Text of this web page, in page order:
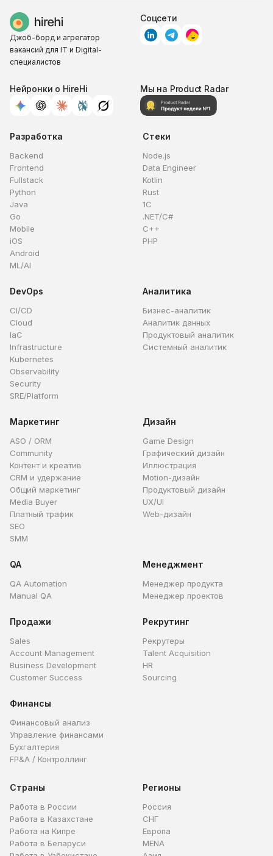
Джоб-борд и агрегатор
вакансий для IT и Digital-
специалистов
Соцсети
Нейронки о HireHi Мы на Product Radar
Разработка
Backend
Frontend
Fullstack
Python
Java
Go
Mobile
iOS
Android
ML/AI
Стеки
Node.js
Data Engineer
Kotlin
Rust
1C
.NET/C#
C++
PHP
DevOps
CI/CD
Cloud
IaC
Infrastructure
Kubernetes
Observability
Security
SRE/Platform
Аналитика
Бизнес-аналитик
Аналитик данных
Продуктовый аналитик
Системный аналитик
Маркетинг
ASO / ORM
Community
Контент и креатив
CRM и удержание
Общий маркетинг
Media Buyer
Платный трафик
SEO
SMM
Дизайн
Game Design
Графический дизайн
Иллюстрация
Motion-дизайн
Продуктовый дизайн
UX/UI
Web-дизайн
QA
QA Automation
Manual QA
Менеджмент
Менеджер продукта
Менеджер проектов
Продажи
Sales
Account Management
Business Development
Customer Success
Рекрутинг
Рекрутеры
Talent Acquisition
HR
Sourcing
Финансы
Финансовый анализ
Управление финансами
Бухгалтерия
FP&A / Контроллинг
Страны
Работа в России
Работа в Казахстане
Работа на Кипре
Работа в Беларуси
Регионы
Россия
СНГ
Европа
MENA